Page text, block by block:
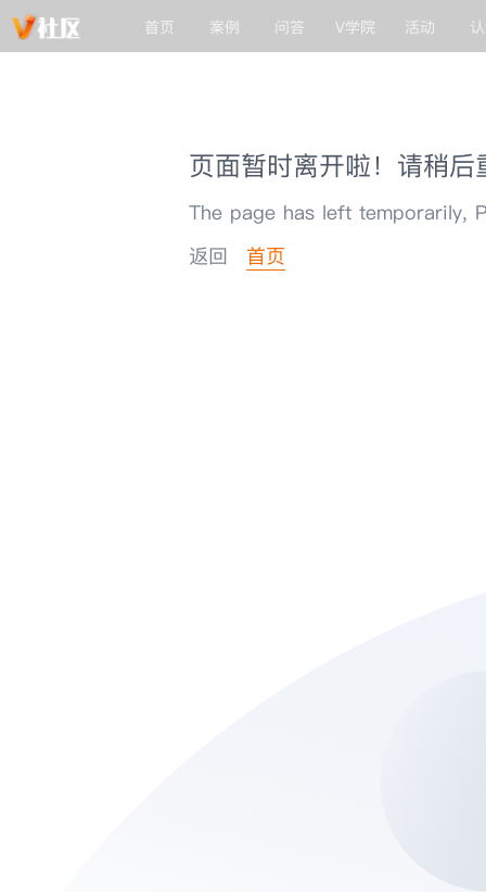
首页 案例 问答 V学院 活动
页面暂时离开啦！请稍后
The page has left temporarily,
返回
首页